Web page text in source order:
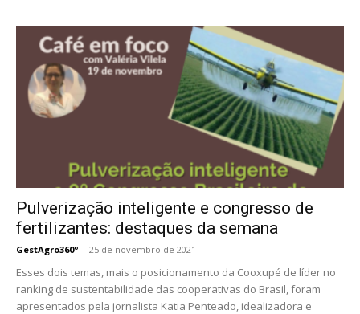
Pulverização inteligente e congresso de
fertilizantes: destaques da semana
GestAgro360º - 25 de novembro de 2021
Esses dois temas, mais o posicionamento da Cooxupé de líder no
ranking de sustentabilidade das cooperativas do Brasil, foram
apresentados pela jornalista Katia Penteado, idealizadora e